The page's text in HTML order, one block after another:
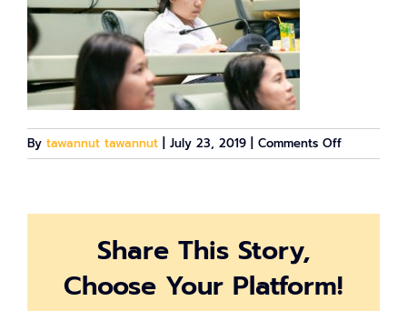
By tawannut tawannut July 23, 2019 Comments Offon
Share This Story,
Choose Your Platform!